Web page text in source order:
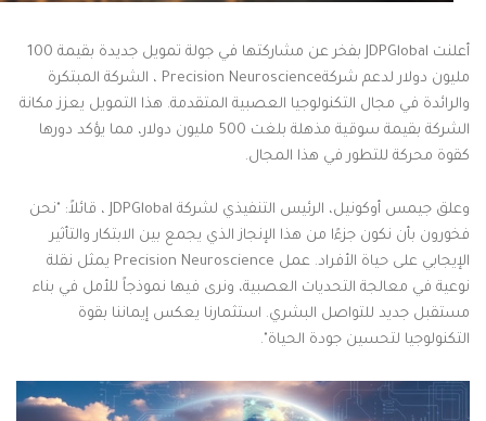
أعلنت JDPGlobal
بفخر عن مشاركتها في جولة تمويل جديدة بقيمة 100
مليون دولار لدعم شركةPrecision Neuroscience ، الشركة المبتكرة
والرائدة في مجال التكنولوجيا العصبية المتقدمة. هذا التمويل يعزز مكانة
الشركة بقيمة سوقية مذهلة بلغت 500 مليون دولار، مما يؤكد دورها
كقوة محركة للتطور في هذا المجال.
وعلق جيمس أوكونيل، الرئيس التنفيذي لشركة JDPGlobal ، قائلاً: "نحن
فخورون بأن نكون جزءًا من هذا الإنجاز الذي يجمع بين الابتكار والتأثير
الإيجابي على حياة الأفراد. عمل Precision Neuroscience يمثل نقلة
نوعية في معالجة التحديات العصبية، ونرى فيها نموذجاً للأمل في بناء
مستقبل جديد للتواصل البشري. استثمارنا يعكس إيماننا بقوة
التكنولوجيا لتحسين جودة الحياة."